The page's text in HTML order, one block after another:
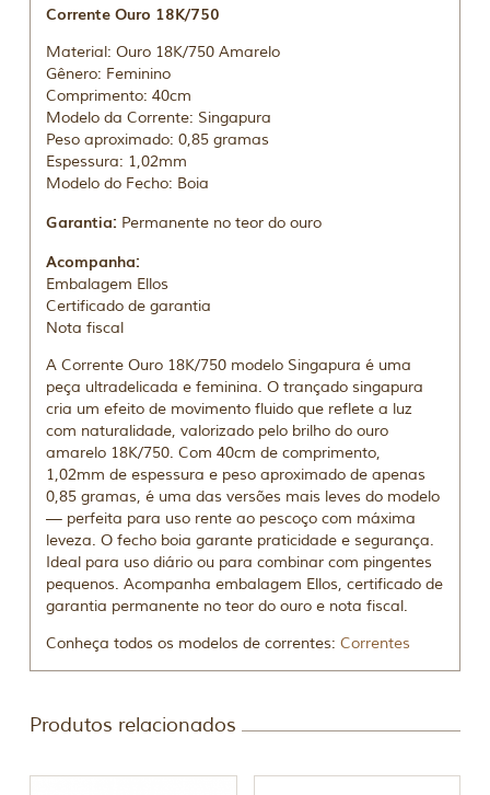
Corrente Ouro 18K/750
Material: Ouro 18K/750 Amarelo
Gênero: Feminino
Comprimento: 40cm
Modelo da Corrente: Singapura
Peso aproximado: 0,85 gramas
Espessura: 1,02mm
Modelo do Fecho: Boia
Garantia: Permanente no teor do ouro
Acompanha:
Embalagem Ellos
Certificado de garantia
Nota fiscal
A Corrente Ouro 18K/750 modelo Singapura é uma
peça ultradelicada e feminina. O trançado singapura
cria um efeito de movimento fluido que reflete a luz
com naturalidade, valorizado pelo brilho do ouro
amarelo 18K/750. Com 40cm de comprimento,
1,02mm de espessura e peso aproximado de apenas
0,85 gramas, é uma das versões mais leves do modelo
— perfeita para uso rente ao pescoço com máxima
leveza. O fecho boia garante praticidade e segurança.
Ideal para uso diário ou para combinar com pingentes
pequenos. Acompanha embalagem Ellos, certificado de
garantia permanente no teor do ouro e nota fiscal.
Conheça todos os modelos de correntes:Correntes
Produtos relacionados